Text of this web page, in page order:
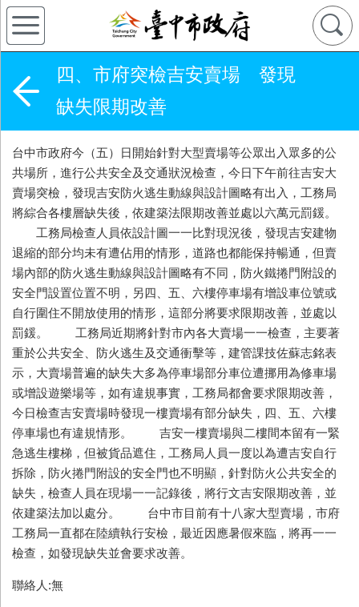
四、市府突檢吉安賣場 發現
缺失限期改善
台中市政府今（五）日開始針對大型賣場等公眾出入眾多的公
共場所，進行公共安全及交通狀況檢查，今日下午前往吉安大
賣場突檢，發現吉安防火逃生動線與設計圖略有出入，工務局
將綜合各樓層缺失後，依建築法限期改善並處以六萬元罰鍰。
工務局檢查人員依設計圖一一比對現況後，發現吉安建物
退縮的部分均未有遭佔用的情形，道路也都能保持暢通，但賣
場內部的防火逃生動線與設計圖略有不同，防火鐵捲門附設的
安全門設置位置不明，另四、五、六樓停車場有增設車位號或
自行圍住不開放使用的情形，這部分將要求限期改善，並處以
罰鍰。 工務局近期將針對市內各大賣場一一檢查，主要著
重於公共安全、防火逃生及交通衝擊等，建管課技佐蘇志銘表
示，大賣場普遍的缺失大多為停車場部分車位遭挪用為修車場
或增設遊樂場等，如有違規事實，工務局都會要求限期改善，
今日檢查吉安賣場時發現一樓賣場有部分缺失，四、五、六樓
停車場也有違規情形。 吉安一樓賣場與二樓間本留有一緊
急逃生樓梯，但被貨品遮住，工務局人員一度以為遭吉安自行
拆除，防火捲門附設的安全門也不明顯，針對防火公共安全的
缺失，檢查人員在現場一一記錄後，將行文吉安限期改善，並
依建築法加以處分。 台中市目前有十八家大型賣場，市府
工務局一直都在陸續執行安檢，最近因應暑假來臨，將再一一
檢查，如發現缺失並會要求改善。
聯絡人:無